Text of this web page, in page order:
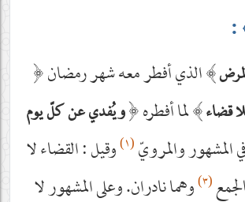
:
﴾الذي أفطر معه شهر رمضان﴿
قضاء﴾لما أفطره﴿ويُفدي عن كلّ يوم
المشهور والمرويّ(١) وقيل : القضاء لا
(٣) وهما نادران. وعلى المشهور لا